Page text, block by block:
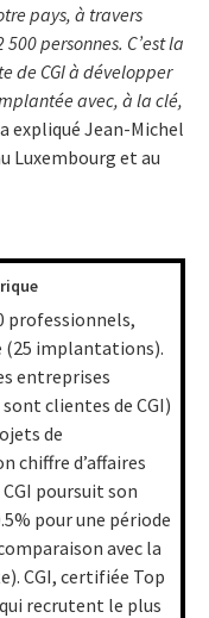
pays, à travers
personnes. C’est la
de CGI à développer
avec, à la clé,
a expliqué Jean-Michel
Luxembourg et au
professionnels,
(25 implantations).
entreprises
clientes de CGI)
de
chiffre d’affaires
CGI poursuit son
pour une période
avec la
CGI, certifiée Top
recrutent le plus